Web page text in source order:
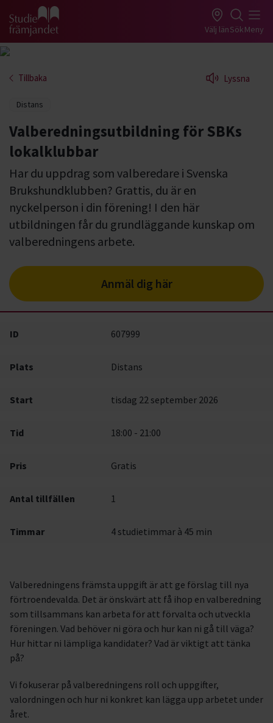
Gå till studiefrämjandets startsida Välj länSökMeny
Tillbaka Lyssna
Distans
Valberedningsutbildning för SBKs
lokalklubbar
Har du uppdrag som valberedare i Svenska
Brukshundklubben? Grattis, du är en
nyckelperson i din förening! I den här
utbildningen får du grundläggande kunskap om
valberedningens arbete.
Anmäl dig här
ID 607999
Plats Distans
Start tisdag 22 september 2026
Tid 18:00 - 21:00
Pris Gratis
Antal tillfällen 1
Timmar 4 studietimmar à 45 min
Valberedningens främsta uppgift är att ge förslag till nya
förtroendevalda. Det är önskvärt att få ihop en valberedning
som tillsammans kan arbeta för att förvalta och utveckla
föreningen. Vad behöver ni göra och hur kan ni gå till väga?
Hur hittar ni lämpliga kandidater? Vad är viktigt att tänka
på?
Vi fokuserar på valberedningens roll och uppgifter,
valordningen och hur ni konkret kan lägga upp arbetet under
året.